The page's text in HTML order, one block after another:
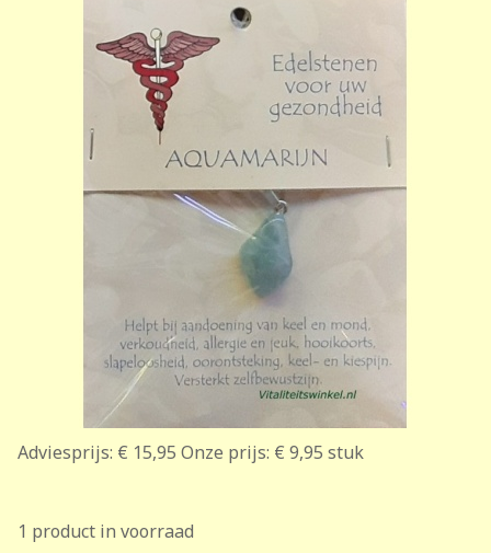
Adviesprijs: € 15,95 Onze prijs: € 9,95 stuk
1 product in voorraad